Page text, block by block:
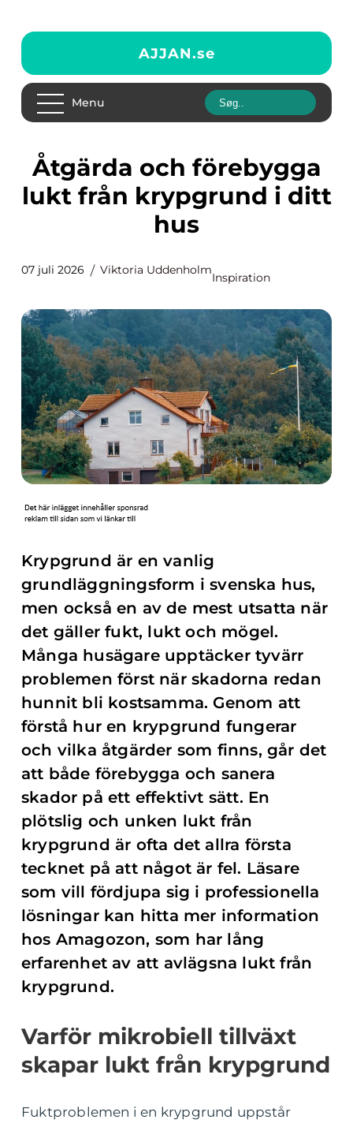
AJJAN.se
Menu
Åtgärda och förebygga
lukt från krypgrund i ditt
hus
07 juli 2026 Viktoria Uddenholm
Inspiration
Krypgrund är en vanlig
grundläggningsform i svenska hus,
men också en av de mest utsatta när
det gäller fukt, lukt och mögel.
Många husägare upptäcker tyvärr
problemen först när skadorna redan
hunnit bli kostsamma. Genom att
förstå hur en krypgrund fungerar
och vilka åtgärder som finns, går det
att både förebygga och sanera
skador på ett effektivt sätt. En
plötslig och unken lukt från
krypgrund är ofta det allra första
tecknet på att något är fel. Läsare
som vill fördjupa sig i professionella
lösningar kan hitta mer information
hos Amagozon, som har lång
erfarenhet av att avlägsna lukt från
krypgrund.
Varför mikrobiell tillväxt
skapar lukt från krypgrund
Fuktproblemen i en krypgrund uppstår